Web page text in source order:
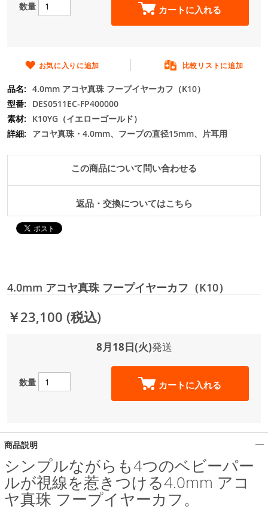
す
る
数量 カートに入れる
お気に入りに追加 比較リストに追加
4.0mm アコヤ真珠 フープイヤーカフ（K10）
DES0511EC-FP400000
K10YG（イエローゴールド）
アコヤ真珠・4.0mm、フープの直径15mm、片耳用
この商品について問い合わせる
返品・交換についてはこちら
4.0mm アコヤ真珠 フープイヤーカフ（K10）
￥23,100 (税込)
8月18日(火)発送
数量 カートに入れる
商品説明
シンプルながらも4つのベビーパー
ルが視線を惹きつける4.0mm アコ
ヤ真珠 フープイヤーカフ。